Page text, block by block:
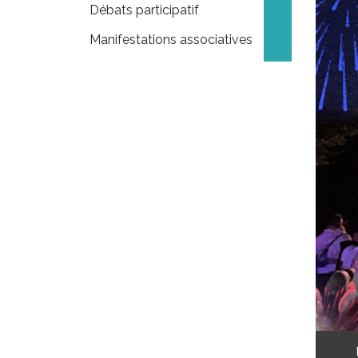
Débats participatif
Manifestations associatives